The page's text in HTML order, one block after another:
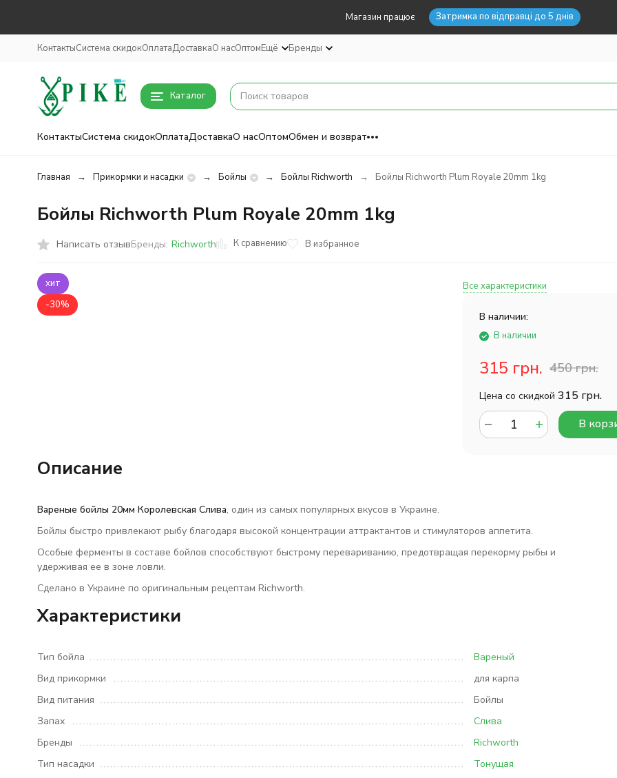
Магазин працює Затримка по відправці до 5 днів
КонтактыСистема скидокОплатаДоставкаО насОптомЕщё Бренды
Каталог
КонтактыСистема скидокОплатаДоставкаО насОптомОбмен и возврат
Главная Прикормки и насадки Бойлы Бойлы Richworth Бойлы Richworth Plum Royale 20mm 1kg
Бойлы Richworth Plum Royale 20mm 1kg
Написать отзывБренды: Richworth К сравнению В избранное
хит
-30%
Все характеристики
В наличии:
В наличии
315 грн. 450 грн.
Цена со скидкой 315 грн.
В
Описание
Вареные бойлы 20мм Королевская Слива, один из самых популярных вкусов в Украине.
Бойлы быстро привлекают рыбу благодаря высокой концентрации аттрактантов и стимуляторов аппетита.
Особые ферменты в составе бойлов способствуют быстрому перевариванию, предотвращая перекорму рыбы и
удерживая ее в зоне ловли.
Сделано в Украине по оригинальным рецептам Richworth.
Характеристики
Тип бойла
Вареный
Вид прикормки
для карпа
Вид питания
Бойлы
Запах
Слива
Бренды
Richworth
Тип насадки
Тонущая